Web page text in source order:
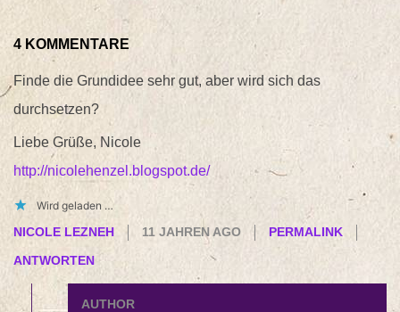
4 KOMMENTARE
Finde die Grundidee sehr gut, aber wird sich das
durchsetzen?
Liebe Grüße, Nicole
http://nicolehenzel.blogspot.de/
Wird geladen …
NICOLE LEZNEH
11 JAHREN AGO PERMALINK
ANTWORTEN
AUTHOR